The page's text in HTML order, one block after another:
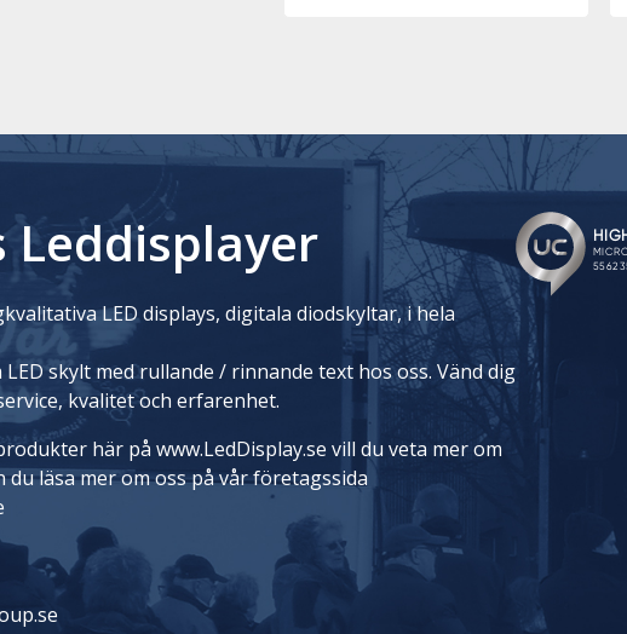
Leddisplayer
LED displays, digitala diodskyltar, i hela
skylt med rullande / rinnande text hos oss. Vänd dig
kvalitet och erfarenhet.
här på www.LedDisplay.se vill du veta mer om
läsa mer om oss på vår företagssida